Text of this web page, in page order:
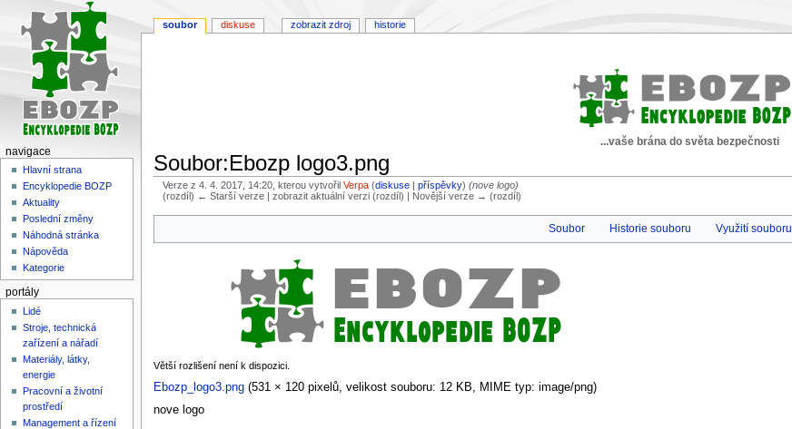
...vaše brána do světa bezpečnosti
Soubor:Ebozp logo3.png
Verze z 4. 4. 2017, 14:20, kterou vytvořilVerpa (diskuse |příspěvky) (nove logo)
(rozdíl) ← Starší verze | zobrazit aktuální verzi (rozdíl) | Novější verze → (rozdíl)
Soubor Historie souboru Využití souboru
Větší rozlišení není k dispozici.
Ebozp_logo3.png‎ (531 × 120 pixelů, velikost souboru: 12 KB, MIME typ: image/png)
nove logo
soubor diskuse zobrazit zdroj historie
navigace
Hlavní strana
Encyklopedie BOZP
Aktuality
Poslední změny
Náhodná stránka
Nápověda
Kategorie
portály
Lidé
Stroje, technická
zařízení a nářadí
Materiály, látky,
energie
Pracovní a životní
prostředí
Management a řízení